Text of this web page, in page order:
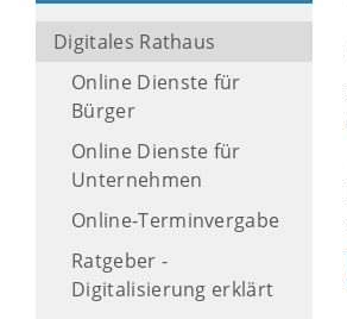
Digitales Rathaus
Online Dienste für
Bürger
Online Dienste für
Unternehmen
Online-Terminvergabe
Ratgeber -
Digitalisierung erklärt